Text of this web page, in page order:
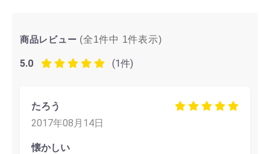
商品レビュー (全1件中 1件表示)
5.0 (1件)
たろう
2017年08月14日
懐かしい